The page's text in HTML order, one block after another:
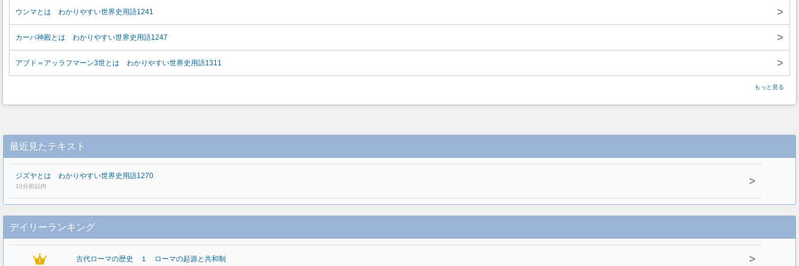
ウンマとは わかりやすい世界史用語1241 >
カーバ神殿とは わかりやすい世界史用語1247 >
アブド＝アッラフマーン3世とは わかりやすい世界史用語1311 >
もっと見る
最近見たテキスト
ジズヤとは わかりやすい世界史用語1270
10分前以内 >
デイリーランキング
古代ローマの歴史 １ ローマの起源と共和制 >